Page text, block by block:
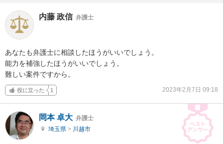
内藤 政信 弁護士
あなたも弁護士に相談したほうがいいでしょう。
能力を補強したほうがいいでしょう。
難しい案件ですから。
役に立った 1 2023年2月7日 09:18
岡本 卓大 弁護士
埼玉県 > 川越市